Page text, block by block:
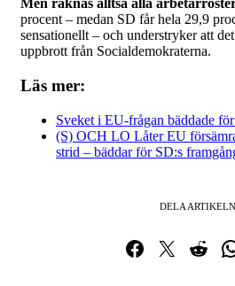
Men räknas alltså alla
procent – medan SD får hela 29,9
sensationellt – och understryker att
uppbrott från Socialdemokraterna.
Läs mer:
Sveket i EU-frågan bäddade
(S) OCH LO Låter EU
strid – bäddar för SD:s
DELA
Dela på Facebook
Dela på Twitter
Dela på